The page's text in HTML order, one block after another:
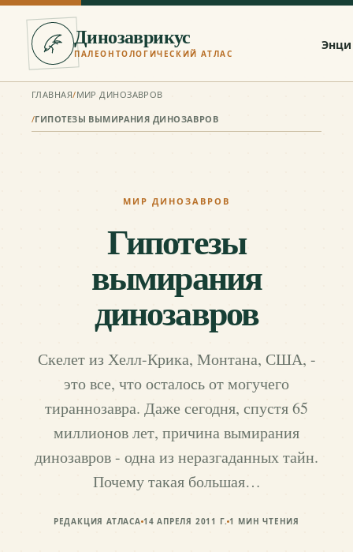
Динозаврикус
ПАЛЕОНТОЛОГИЧЕСКИЙ АТЛАС
ГЛАВНАЯ/МИР ДИНОЗАВРОВ
/ГИПОТЕЗЫ ВЫМИРАНИЯ ДИНОЗАВРОВ
МИР ДИНОЗАВРОВ
Гипотезы
вымирания
динозавров
Скелет из Хелл-Крика, Монтана, США, -
это все, что осталось от могучего
тираннозавра. Даже сегодня, спустя 65
миллионов лет, причина вымирания
динозавров - одна из неразгаданных тайн.
Почему такая большая…
РЕДАКЦИЯ АТЛАСА 14 АПРЕЛЯ 2011 Г. 1 МИН ЧТЕНИЯ